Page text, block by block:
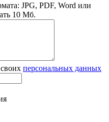
JPG, PDF, Word или
10 Мб.
персональных данных